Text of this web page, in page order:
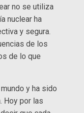
no se utiliza
nuclear ha
y segura.
de los
de lo que
y ha sido
Hoy por las